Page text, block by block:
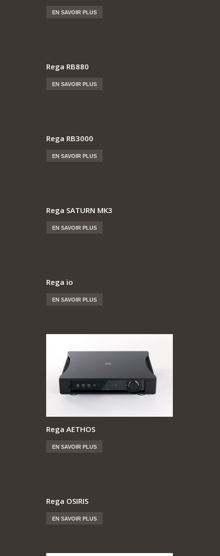
EN SAVOIR PLUS
Rega RB880
EN SAVOIR PLUS
Rega RB3000
EN SAVOIR PLUS
Rega SATURN MK3
EN SAVOIR PLUS
Rega io
EN SAVOIR PLUS
Rega AETHOS
EN SAVOIR PLUS
Rega OSIRIS
EN SAVOIR PLUS